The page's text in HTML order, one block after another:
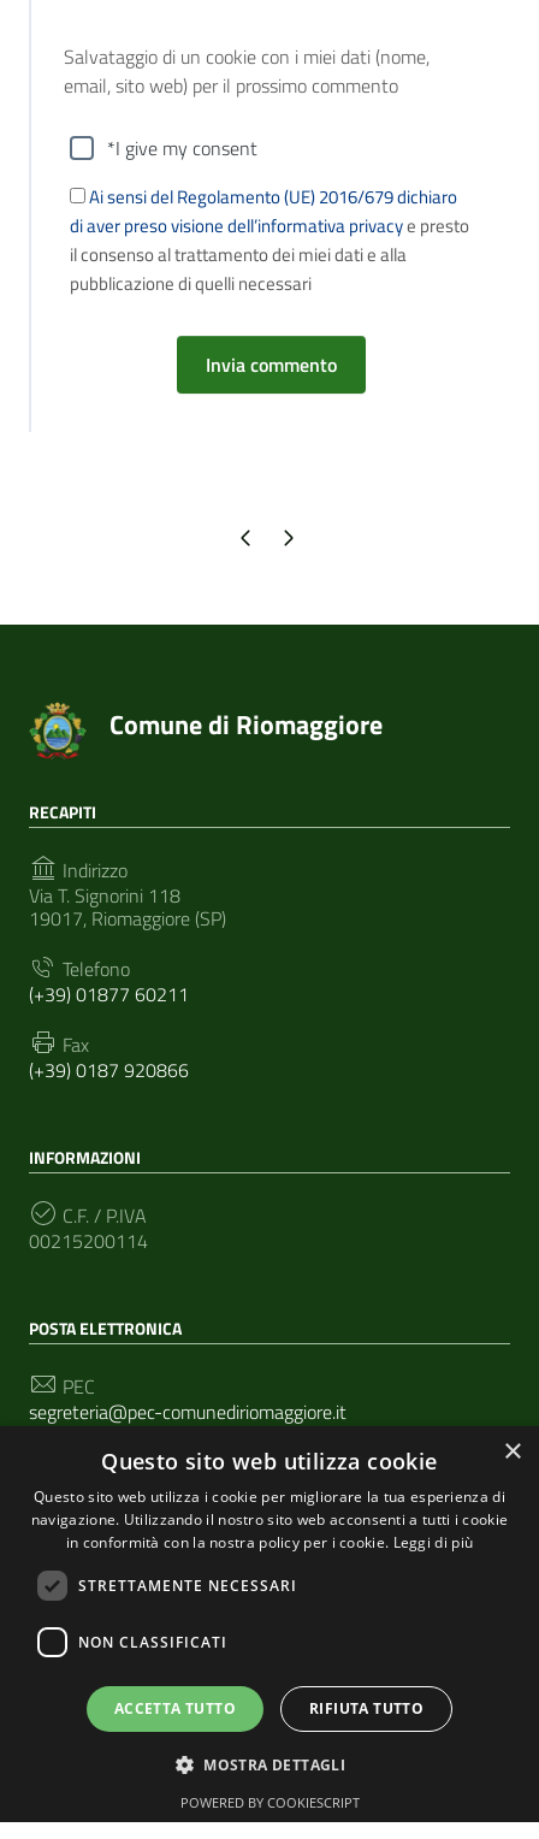
Salvataggio di un cookie con i miei dati (nome,
email, sito web) per il prossimo commento
*I give my consent
Ai sensi del Regolamento (UE) 2016/679 dichiaro
di aver preso visione dell’informativa privacye presto
il consenso al trattamento dei miei dati e alla
pubblicazione di quelli necessari
Pagina precedente
Pagina successiva
Comune di Riomaggiore
RECAPITI
Indirizzo
Via T. Signorini 118
19017, Riomaggiore (SP)
Telefono
(+39) 01877 60211
Fax
(+39) 0187 920866
INFORMAZIONI
C.F. / P.IVA
00215200114
POSTA ELETTRONICA
PEC
segreteria@pec-comunediriomaggiore.it
Email
urp@comune.riomaggiore.sp.it
SEGUICI SU
Sezione Link Utili
| Cookie policy | Realizzato con WordPress
Tema grafico ItaliaWP2 | Basato sul Prototipo per siti
×
Questo sito web utilizza cookie
Questo sito web utilizza i cookie per migliorare la tua esperienza di
navigazione. Utilizzando il nostro sito web acconsenti a tutti i cookie
in conformità con la nostra policy per i cookie. Leggi di più
STRETTAMENTE NECESSARI
NON CLASSIFICATI
ACCETTA TUTTO RIFIUTA TUTTO
MOSTRA DETTAGLI
POWERED BY COOKIESCRIPT